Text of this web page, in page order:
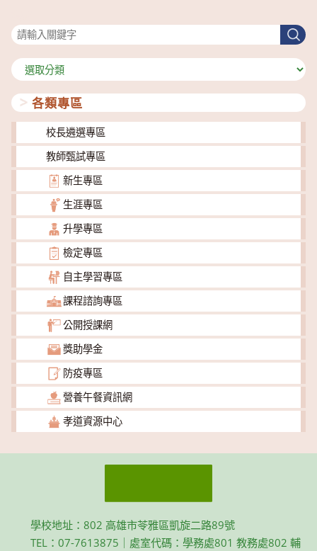
搜
尋
分
類
各類專區
校長遴選專區
教師甄試專區
新生專區
生涯專區
升學專區
檢定專區
自主學習專區
課程諮詢專區
公開授課網
獎助學金
防疫專區
營養午餐資訊網
孝道資源中心
學校地址：802 高雄市苓雅區凱旋二路89號
TEL：07-7613875｜處室代碼：學務處801 教務處802 輔